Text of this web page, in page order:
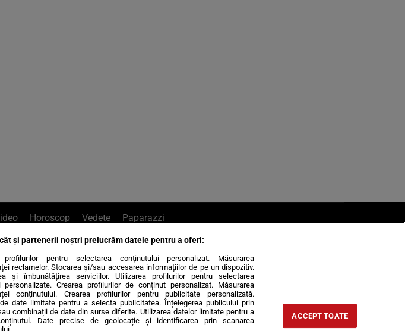
Horoscop Vedete Paparazzi
sau trimite mail la pont@cancan.ro
externe Politică
de vise LIFE STYLE Horoscop
și partenerii noștri prelucrăm datele pentru a oferi:
profilurilor pentru selectarea conținutului personalizat. Măsurarea
reclamelor. Stocarea și/sau accesarea informațiilor de pe un dispozitiv.
și îmbunătățirea serviciilor. Utilizarea profilurilor pentru selectarea
personalizate. Crearea profilurilor de conținut personalizat. Măsurarea
conținutului. Crearea profilurilor pentru publicitate personalizată.
date limitate pentru a selecta publicitatea. Înțelegerea publicului prin
combinații de date din surse diferite. Utilizarea datelor limitate pentru a
Date precise de geolocație și identificarea prin scanarea
ACCEPT TOATE